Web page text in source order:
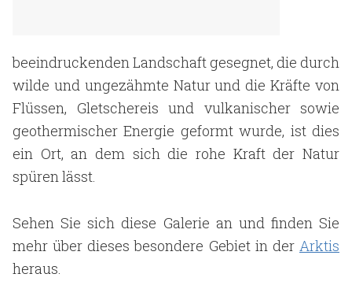
beeindruckenden Landschaft gesegnet, die durch
wilde und ungezähmte Natur und die Kräfte von
Flüssen, Gletschereis und vulkanischer sowie
geothermischer Energie geformt wurde, ist dies
ein Ort, an dem sich die rohe Kraft der Natur
spüren lässt.
Sehen Sie sich diese Galerie an und finden Sie
mehr über dieses besondere Gebiet in der Arktis
heraus.